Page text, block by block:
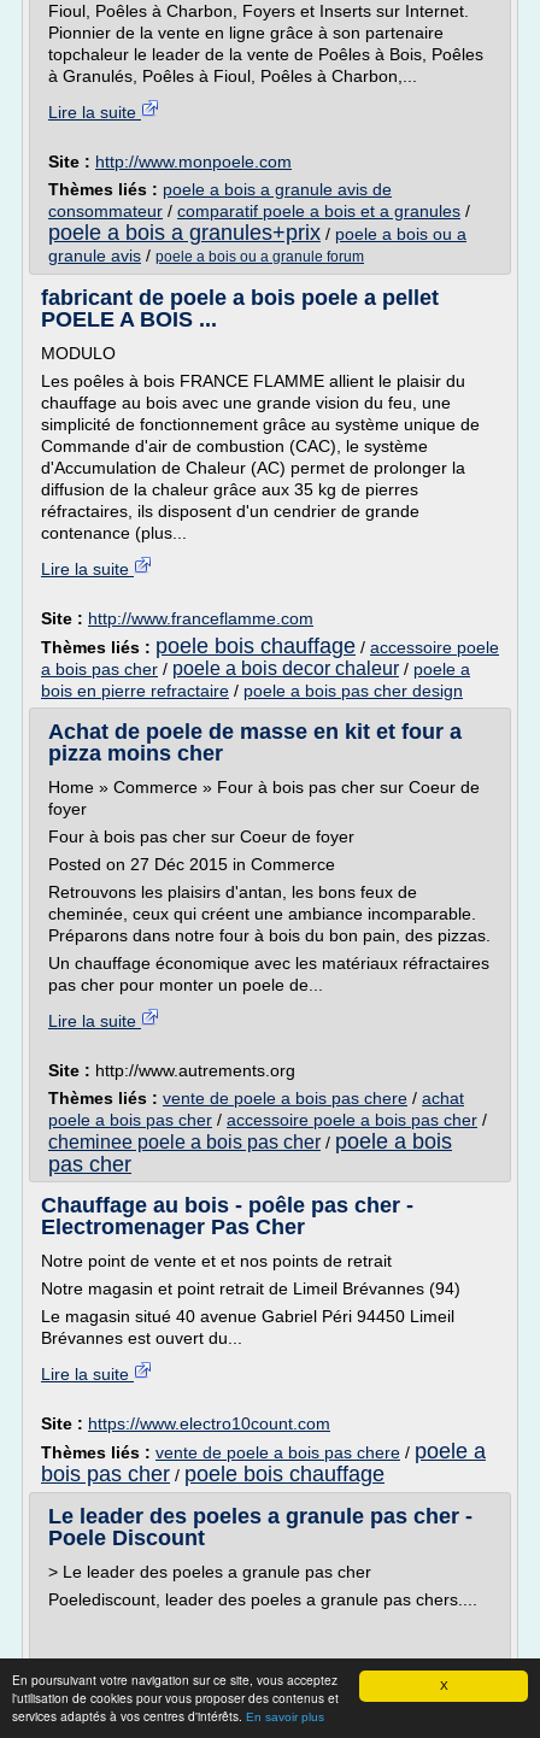
X
En poursuivant votre navigation sur ce site, vous acceptez
l'utilisation de cookies pour vous proposer des contenus et
services adaptés à vos centres d'intérêts. En savoir plus
Fioul, Poêles à Charbon, Foyers et Inserts sur Internet.
Pionnier de la vente en ligne grâce à son partenaire
topchaleur le leader de la vente de Poêles à Bois, Poêles
à Granulés, Poêles à Fioul, Poêles à Charbon,...
Lire la suite
Site : http://www.monpoele.com
Thèmes liés : poele a bois a granule avis de
consommateur / comparatif poele a bois et a granules /
poele a bois a granules+prix / poele a bois ou a
granule avis / poele a bois ou a granule forum
fabricant de poele a bois poele a pellet
POELE A BOIS ...
MODULO
Les poêles à bois FRANCE FLAMME allient le plaisir du
chauffage au bois avec une grande vision du feu, une
simplicité de fonctionnement grâce au système unique de
Commande d'air de combustion (CAC), le système
d'Accumulation de Chaleur (AC) permet de prolonger la
diffusion de la chaleur grâce aux 35 kg de pierres
réfractaires, ils disposent d'un cendrier de grande
contenance (plus...
Lire la suite
Site : http://www.franceflamme.com
Thèmes liés : poele bois chauffage / accessoire poele
a bois pas cher / poele a bois decor chaleur / poele a
bois en pierre refractaire / poele a bois pas cher design
Achat de poele de masse en kit et four a
pizza moins cher
Home » Commerce » Four à bois pas cher sur Coeur de
foyer
Four à bois pas cher sur Coeur de foyer
Posted on 27 Déc 2015 in Commerce
Retrouvons les plaisirs d'antan, les bons feux de
cheminée, ceux qui créent une ambiance incomparable.
Préparons dans notre four à bois du bon pain, des pizzas.
Un chauffage économique avec les matériaux réfractaires
pas cher pour monter un poele de...
Lire la suite
Site : http://www.autrements.org
Thèmes liés : vente de poele a bois pas chere / achat
poele a bois pas cher / accessoire poele a bois pas cher /
cheminee poele a bois pas cher / poele a bois
pas cher
Chauffage au bois - poêle pas cher -
Electromenager Pas Cher
Notre point de vente et et nos points de retrait
Notre magasin et point retrait de Limeil Brévannes (94)
Le magasin situé 40 avenue Gabriel Péri 94450 Limeil
Brévannes est ouvert du...
Lire la suite
Site : https://www.electro10count.com
Thèmes liés : vente de poele a bois pas chere / poele a
bois pas cher / poele bois chauffage
Le leader des poeles a granule pas cher -
Poele Discount
> Le leader des poeles a granule pas cher
Poelediscount, leader des poeles a granule pas chers....
Poelediscount propose les poeles a granules les moins